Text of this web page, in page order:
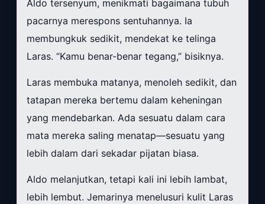
Aldo tersenyum, menikmati bagaimana tubuh
pacarnya merespons sentuhannya. Ia
membungkuk sedikit, mendekat ke telinga
Laras. “Kamu benar-benar tegang,” bisiknya.
Laras membuka matanya, menoleh sedikit, dan
tatapan mereka bertemu dalam keheningan
yang mendebarkan. Ada sesuatu dalam cara
mata mereka saling menatap—sesuatu yang
lebih dalam dari sekadar pijatan biasa.
Aldo melanjutkan, tetapi kali ini lebih lambat,
lebih lembut. Jemarinya menelusuri kulit Laras